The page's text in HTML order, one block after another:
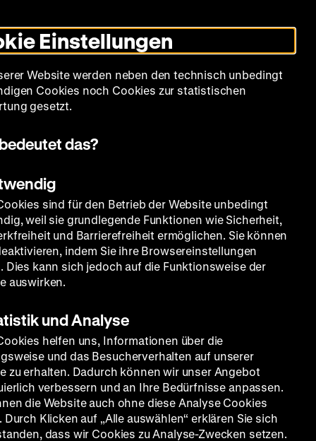
Modus
umschalten
Sprache
Filmreihen Über uns
im
Einstellungen
Website werden neben den technisch unbedingt
Cookies noch Cookies zur statistischen
gesetzt.
das?
sind für den Betrieb der Website unbedingt
weil sie grundlegende Funktionen wie Sicherheit,
und Barrierefreiheit ermöglichen. Sie können
indem Sie ihre Browsereinstellungen
Dies kann sich jedoch auf die Funktionsweise der
auswirken.
und Analyse
helfen uns, Informationen über die
und das Besucherverhalten auf unserer
zu erhalten. Dadurch können wir unser Angebot
verbessern und an Ihre Bedürfnisse anpassen.
die Website auch ohne diese Analyse Cookies
Durch Klicken auf „Alle auswählen“ erklären Sie sich
dass wir Cookies zu Analyse-Zwecken setzen.